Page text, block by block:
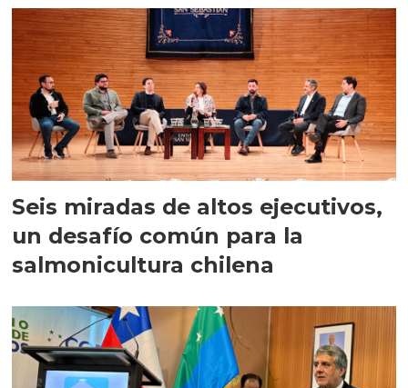
Seis miradas de altos ejecutivos,
un desafío común para la
salmonicultura chilena